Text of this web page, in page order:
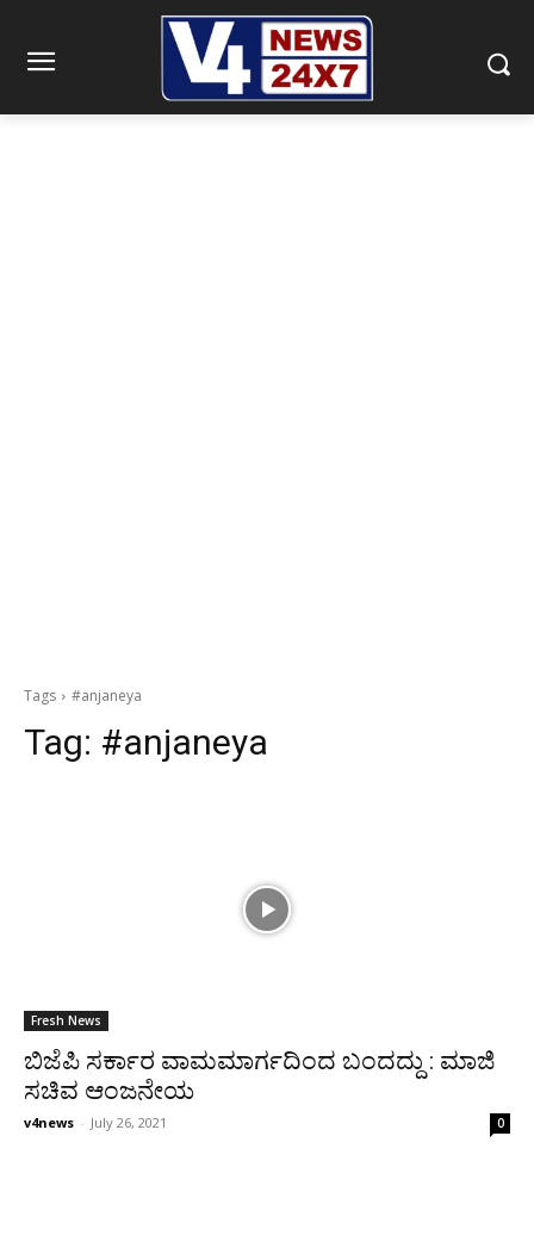
Tags #anjaneya
Tag: #anjaneya
Fresh News
ಬಿಜೆಪಿ ಸರ್ಕಾರ ವಾಮಮಾರ್ಗದಿಂದ ಬಂದದ್ದು : ಮಾಜಿ
ಸಚಿವ ಆಂಜನೇಯ
v4news - July 26, 2021 0